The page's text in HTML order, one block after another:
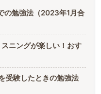
の勉強法（2023年1月合
ニングが楽しい！おす
受験したときの勉強法